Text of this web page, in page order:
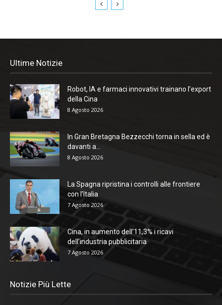
Ultime Notizie
Robot, IA e farmaci innovativi trainano l’export
della Cina
8 Agosto 2026
In Gran Bretagna Bezzecchi torna in sella ed è
davanti a...
8 Agosto 2026
La Spagna ripristina i controlli alle frontiere
con l’Italia
7 Agosto 2026
Cina, in aumento dell’11,3% i ricavi
dell’industria pubblicitaria
7 Agosto 2026
Notizie Più Lette